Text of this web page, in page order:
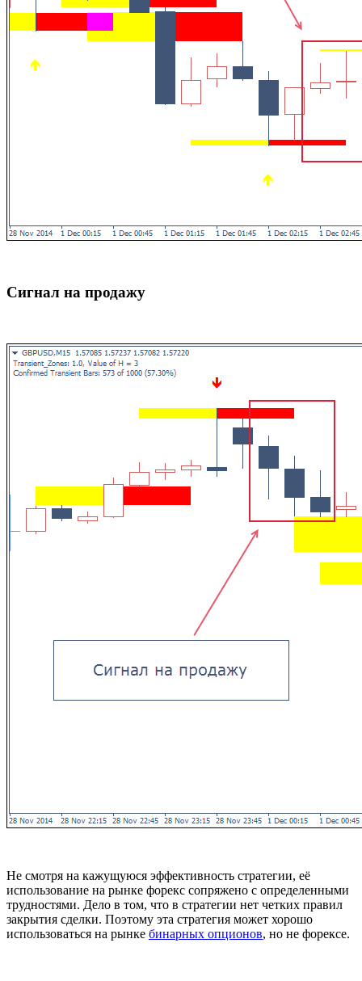
Сигнал на продажу
Не смотря на кажущуюся эффективность стратегии, её
использование на рынке форекс сопряжено с определенными
трудностями. Дело в том, что в стратегии нет четких правил
закрытия сделки. Поэтому эта стратегия может хорошо
использоваться на рынке бинарных опционов, но не форексе.